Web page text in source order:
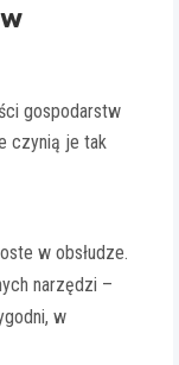
gospodarstw
czynią je tak
w obsłudze.
narzędzi –
w